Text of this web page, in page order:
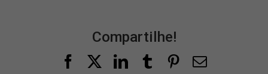
Compartilhe!
FacebookLinkedInTumblrPinterest
E-